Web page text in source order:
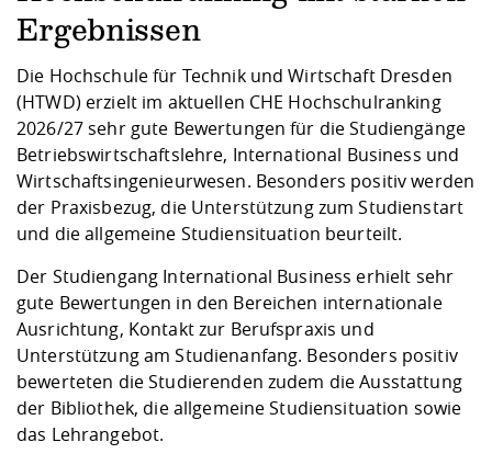
Checkliste zum
und Physik
Digitales Lernen
Fremdsprachen
Jobs, Praktika,
Lebenslagen
Studentenwerk
Angebote der
Arbeit
Career Service
Lehren,
Weiterbilden im
Formulare und
Internationale
Gründung und
Kooperationen
Klimaschutz &
Förderverein
Landbau/
Maschinenbau
Angebote für
Kontakt und Anfahrt
Qualitätssicherung
Ergebnissen
Die Hochschule für Technik und Wirtschaft Dresden
(HTWD) erzielt im aktuellen CHE Hochschulranking
2026/27 sehr gute Bewertungen für die Studiengänge
Betriebswirtschaftslehre, International Business und
Wirtschaftsingenieurwesen. Besonders positiv werden
der Praxisbezug, die Unterstützung zum Studienstart
und die allgemeine Studiensituation beurteilt.
Der Studiengang International Business erhielt sehr
gute Bewertungen in den Bereichen internationale
Ausrichtung, Kontakt zur Berufspraxis und
Unterstützung am Studienanfang. Besonders positiv
bewerteten die Studierenden zudem die Ausstattung
der Bibliothek, die allgemeine Studiensituation sowie
das Lehrangebot.